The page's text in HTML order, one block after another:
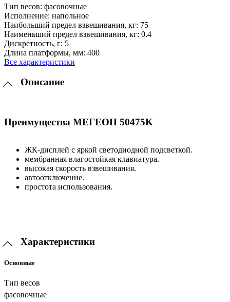
Тип весов: фасовочные
Исполнение: напольное
Наибольший предел взвешивания, кг: 75
Наименьший предел взвешивания, кг: 0.4
Дискретность, г: 5
Длина платформы, мм: 400
Все характеристики
Описание
Преимущества МЕГЕОН 50475K
ЖК-дисплей с яркой светодиодной подсветкой.
мембранная влагостойкая клавиатура.
высокая скорость взвешивания.
автоотключение.
простота использования.
Характеристики
Основные
Тип весов
фасовочные